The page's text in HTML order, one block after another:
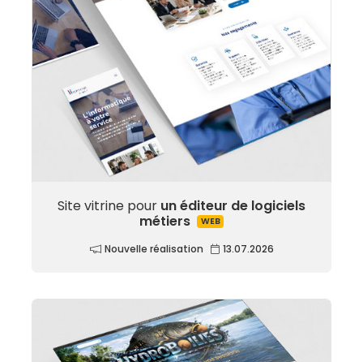
Site vitrine pour un éditeur de logiciels
métiers
WEB
Nouvelle réalisation 13.07.2026